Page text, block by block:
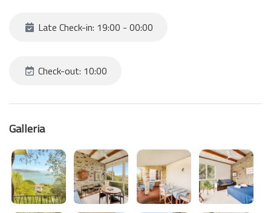
La proprietà è composta da due corpi distinti:
tradizionale e rustico
splendida terrazza vista mare invitano a vivere momenti di relax
e convivialità all'aperto.
Il parcheggio privato incluso rende il soggiorno ancora più comodo.
Late Check-in: 19:00 - 00:00
Check-out: 10:00
Galleria